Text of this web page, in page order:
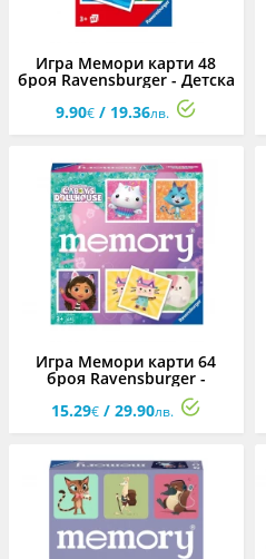
Игра Мемори карти 48
броя Ravensburger - Детска
9.90€ / 19.36лв.
Игра Мемори карти 64
броя Ravensburger -
Gabby's Dollhouse
15.29€ / 29.90лв.